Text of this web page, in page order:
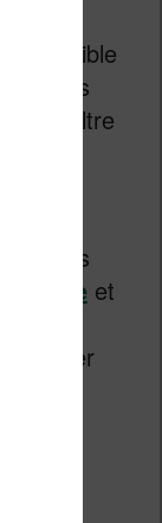
possible
le filtre
titres
Kindleet
juger